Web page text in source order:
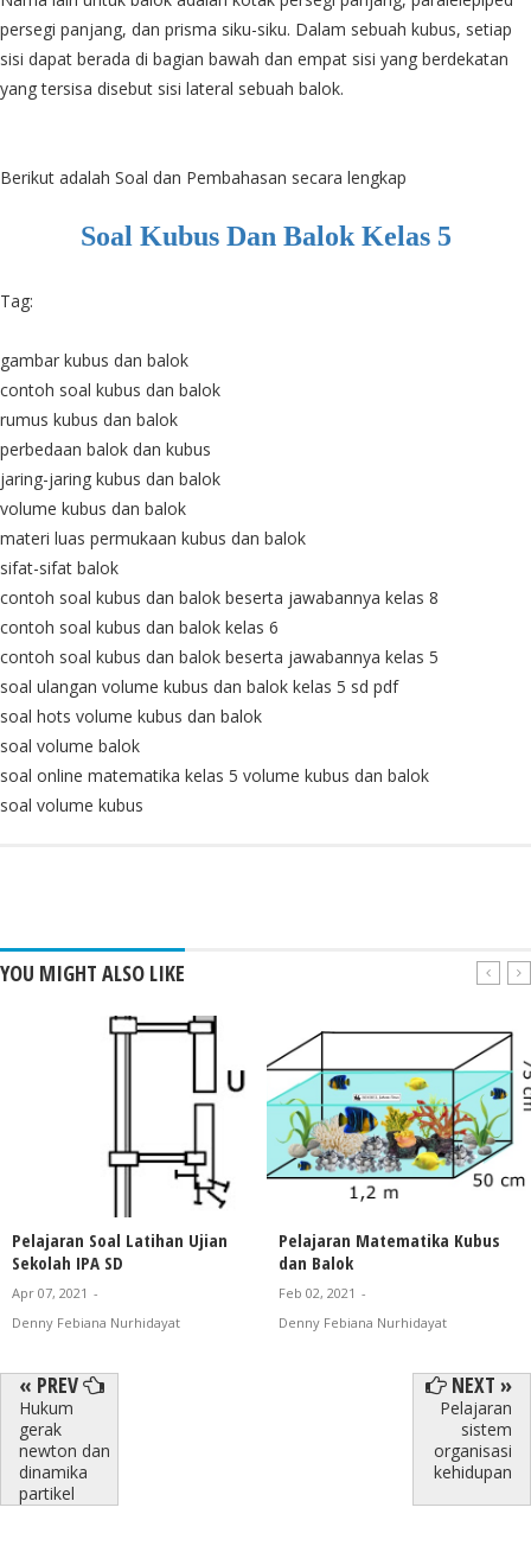
persegi panjang, dan prisma siku-siku. Dalam sebuah kubus, setiap
sisi dapat berada di bagian bawah dan empat sisi yang berdekatan
yang tersisa disebut sisi lateral sebuah balok.
Berikut adalah Soal dan Pembahasan secara lengkap
Soal Kubus Dan Balok Kelas 5
Tag:
gambar kubus dan balok
contoh soal kubus dan balok
rumus kubus dan balok
perbedaan balok dan kubus
jaring-jaring kubus dan balok
volume kubus dan balok
materi luas permukaan kubus dan balok
sifat-sifat balok
contoh soal kubus dan balok beserta jawabannya kelas 8
contoh soal kubus dan balok kelas 6
contoh soal kubus dan balok beserta jawabannya kelas 5
soal ulangan volume kubus dan balok kelas 5 sd pdf
soal hots volume kubus dan balok
soal volume balok
soal online matematika kelas 5 volume kubus dan balok
soal volume kubus
YOU MIGHT ALSO LIKE
Pelajaran Soal Latihan Ujian
Sekolah IPA SD
Apr 07, 2021 -
Denny Febiana Nurhidayat
Pelajaran Matematika Kubus
dan Balok
Feb 02, 2021 -
Denny Febiana Nurhidayat
« PREV
Hukum
gerak
newton dan
dinamika
partikel
NEXT »
Pelajaran
sistem
organisasi
kehidupan